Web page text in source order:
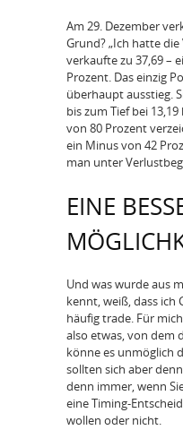
Am 29. Dezember
Grund? „Ich hatte die
verkaufte zu 37,69 –
Prozent. Das einzig
überhaupt ausstieg.
bis zum Tief bei
von 80 Prozent
ein Minus von 42
man unter
EINE
Und was wurde aus
kennt, weiß, dass ich
häufig trade. Für
also etwas, von dem
könne es unmöglich
sollten sich aber
denn immer, wenn
eine Timing-
wollen oder nicht.